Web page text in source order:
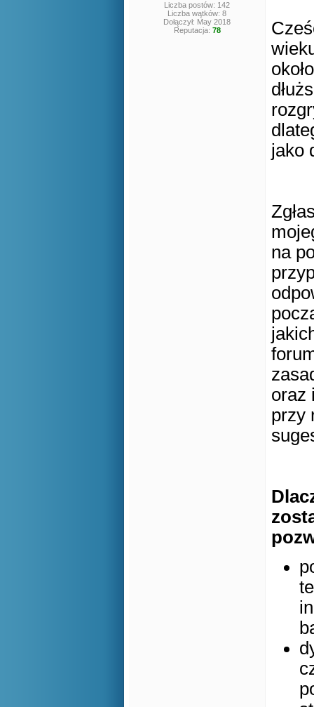
Liczba postów: 142
Liczba wątków: 8
Dołączył: May 2018
Reputacja: 78
jako
na
oraz
przy